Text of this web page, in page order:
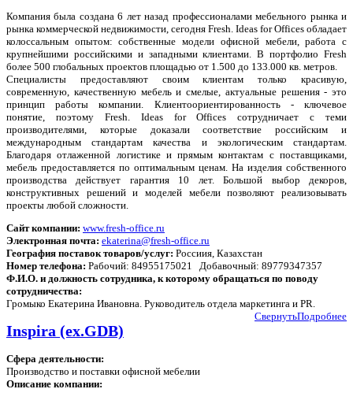
Компания была создана 6 лет назад профессионалами мебельного рынка и
рынка коммерческой недвижимости, сегодня Fresh. Ideas for Offices обладает
колоссальным опытом: собственные модели офисной мебели, работа с
крупнейшими российскими и западными клиентами. В портфолио Fresh
более 500 глобальных проектов площадью от 1.500 до 133.000 кв. метров.
Специалисты предоставляют своим клиентам только красивую,
современную, качественную мебель и смелые, актуальные решения - это
принцип работы компании. Клиентоориентированность - ключевое
понятие, поэтому Fresh. Ideas for Offices сотрудничает с теми
производителями, которые доказали соответствие российским и
международным стандартам качества и экологическим стандартам.
Благодаря отлаженной логистике и прямым контактам с поставщиками,
мебель предоставляется по оптимальным ценам. На изделия собственного
производства действует гарантия 10 лет. Большой выбор декоров,
конструктивных решений и моделей мебели позволяют реализовывать
проекты любой сложности.
Сайт компании: www.fresh-office.ru
Электронная почта: ekaterina@fresh-office.ru
География поставок товаров/услуг: Россиия, Казахстан
Номер телефона: Рабочий: 84955175021 Добавочный: 89779347357
Ф.И.О. и должность сотрудника, к которому обращаться по поводу
сотрудничества:
Громыко Екатерина Ивановна. Руководитель отдела маркетинга и PR.
Подробнее
Свернуть
Inspira (ex.GDB)
Сфера деятельности:
Производство и поставки офисной мебелии
Описание компании: